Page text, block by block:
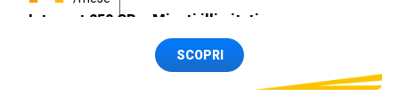
Internet 250 GB e Minuti illimitati
Spedizione SIM GRATISSCOPRI